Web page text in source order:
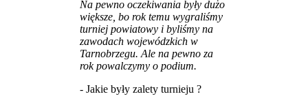
Na pewno oczekiwania były dużo
większe, bo rok temu wygraliśmy
turniej powiatowy i byliśmy na
zawodach wojewódzkich w
Tarnobrzegu. Ale na pewno za
rok powalczymy o podium.
- Jakie były zalety turnieju ?